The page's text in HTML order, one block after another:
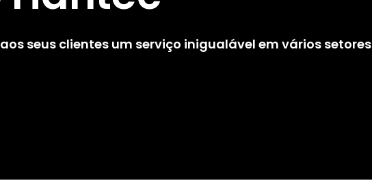
seus clientes um serviço inigualável em vários setores